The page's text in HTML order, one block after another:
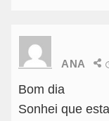
ANA
Bom dia
Sonhei que